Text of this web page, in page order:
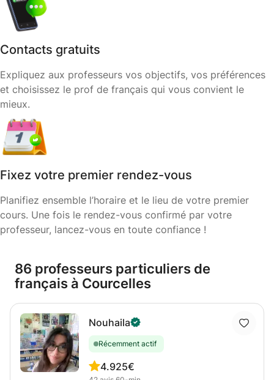
Contacts gratuits
Expliquez aux professeurs vos objectifs, vos préférences
et choisissez le prof de français qui vous convient le
mieux.
Fixez votre premier rendez-vous
Planifiez ensemble l’horaire et le lieu de votre premier
cours. Une fois le rendez-vous confirmé par votre
professeur, lancez-vous en toute confiance !
86 professeurs particuliers de
français à Courcelles
Nouhaila
Récemment actif
4.925€